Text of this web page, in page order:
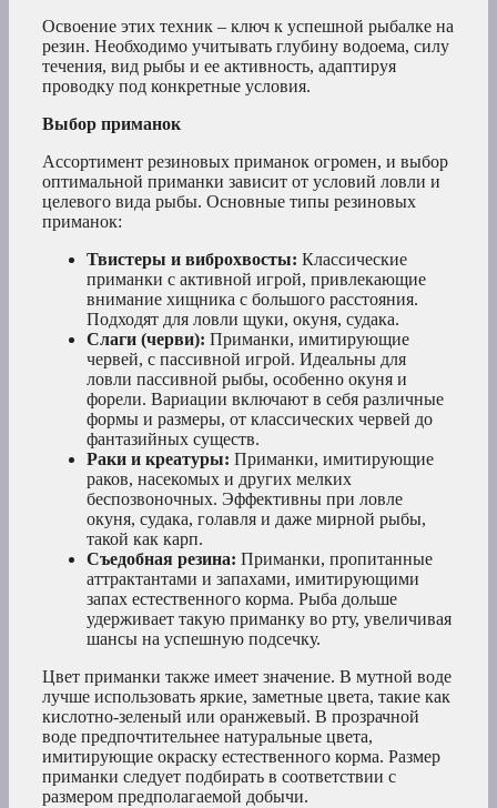
Освоение этих техник – ключ к успешной рыбалке на
резин. Необходимо учитывать глубину водоема, силу
течения, вид рыбы и ее активность, адаптируя
проводку под конкретные условия.
Выбор приманок
Ассортимент резиновых приманок огромен, и выбор
оптимальной приманки зависит от условий ловли и
целевого вида рыбы. Основные типы резиновых
приманок:
Твистеры и виброхвосты: Классические
приманки с активной игрой, привлекающие
внимание хищника с большого расстояния.
Подходят для ловли щуки, окуня, судака.
Слаги (черви): Приманки, имитирующие
червей, с пассивной игрой. Идеальны для
ловли пассивной рыбы, особенно окуня и
форели. Вариации включают в себя различные
формы и размеры, от классических червей до
фантазийных существ.
Раки и креатуры: Приманки, имитирующие
раков, насекомых и других мелких
беспозвоночных. Эффективны при ловле
окуня, судака, голавля и даже мирной рыбы,
такой как карп.
Съедобная резина: Приманки, пропитанные
аттрактантами и запахами, имитирующими
запах естественного корма. Рыба дольше
удерживает такую приманку во рту, увеличивая
шансы на успешную подсечку.
Цвет приманки также имеет значение. В мутной воде
лучше использовать яркие, заметные цвета, такие как
кислотно-зеленый или оранжевый. В прозрачной
воде предпочтительнее натуральные цвета,
имитирующие окраску естественного корма. Размер
приманки следует подбирать в соответствии с
размером предполагаемой добычи.